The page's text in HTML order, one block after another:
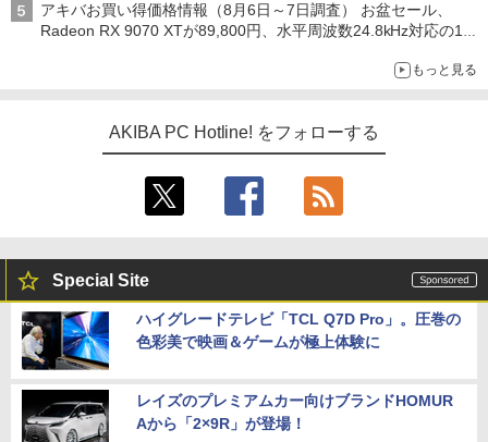
アキバお買い得価格情報（8月6日～7日調査） お盆セール、
Radeon RX 9070 XTが89,800円、水平周波数24.8kHz対応の17
もっと見る
AKIBA PC Hotline! をフォローする
Special Site
ハイグレードテレビ「TCL Q7D Pro」。圧巻の
色彩美で映画＆ゲームが極上体験に
レイズのプレミアムカー向けブランドHOMUR
Aから「2×9R」が登場！